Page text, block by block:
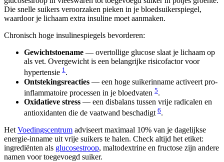
Die snelle suikers veroorzaken pieken in je bloedsuikerspiegel,
waardoor je lichaam extra insuline moet aanmaken.
Chronisch hoge insulinespiegels bevorderen:
Gewichtstoename — overtollige glucose slaat je lichaam op
als vet. Overgewicht is een belangrijke risicofactor voor
hypertensie 1.
Ontstekingsreacties — een hoge suikerinname activeert pro-
inflammatoire processen in je bloedvaten 5.
Oxidatieve stress — een disbalans tussen vrije radicalen en
antioxidanten die de vaatwand beschadigt 6.
Het Voedingscentrum adviseert maximaal 10% van je dagelijkse
energie-inname uit vrije suikers te halen. Check altijd het etiket:
ingrediënten als glucosestroop, maltodextrine en fructose zijn andere
namen voor toegevoegd suiker.